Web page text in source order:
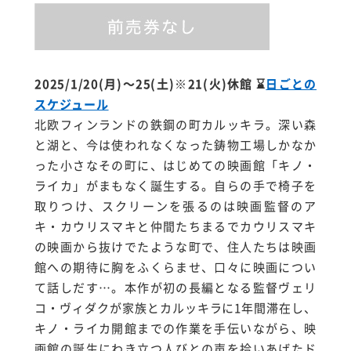
2025/1/20(月)～25(土)※21(火)休館⌛日ごとの
スケジュール
北欧フィンランドの鉄鋼の町カルッキラ。深い森
と湖と、今は使われなくなった鋳物工場しかなか
った小さなその町に、はじめての映画館「キノ・
ライカ」がまもなく誕生する。自らの手で椅子を
取りつけ、スクリーンを張るのは映画監督のア
キ・カウリスマキと仲間たちまるでカウリスマキ
の映画から抜けでたような町で、住人たちは映画
館への期待に胸をふくらませ、口々に映画につい
て話しだす…。 本作が初の長編となる監督ヴェリ
コ・ヴィダクが家族とカルッキラに1年間滞在し、
キノ・ライカ開館までの作業を手伝いながら、映